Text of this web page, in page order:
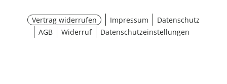
Vertrag widerrufen Impressum
Datenschutz
AGB
Widerruf Datenschutzeinstellungen